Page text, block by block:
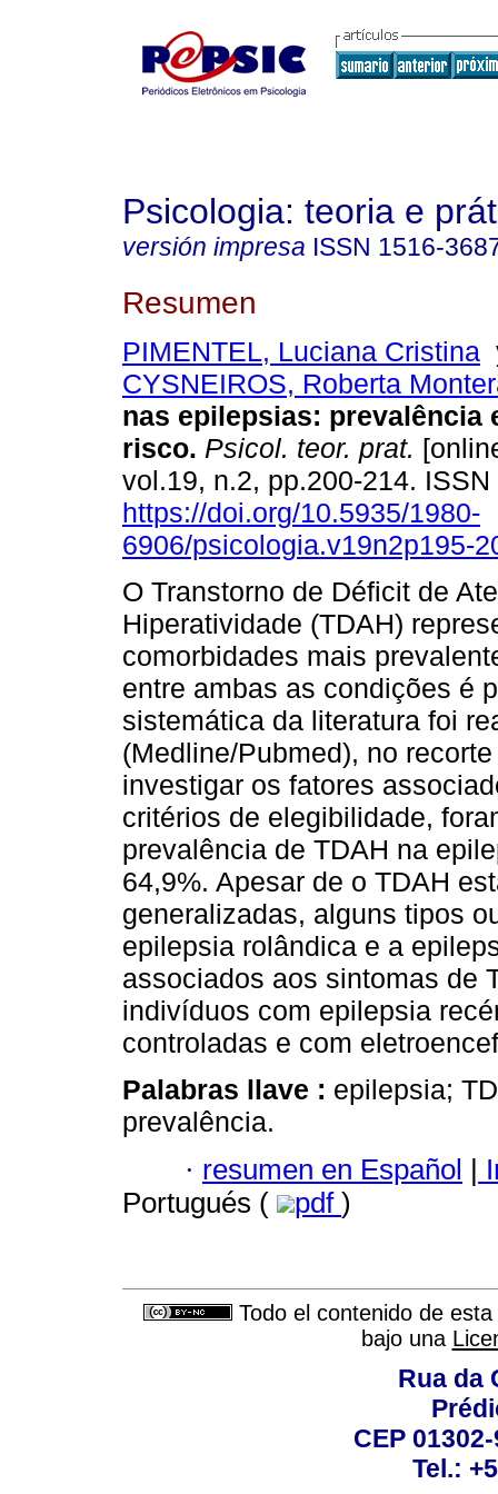
Psicologia: teoria e
versión impresa ISSN 1516-
Resumen
PIMENTEL, Luciana Cristina
CYSNEIROS, Roberta
nas epilepsias: prevalência
risco. Psicol. teor. prat.
vol.19, n.2, pp.200-214.
https://doi.org/10.5935/1980-
6906/psicologia.v19n2p195-
O Transtorno de Déficit de
Hiperatividade (TDAH)
comorbidades mais
entre ambas as condições é
sistemática da literatura foi
(Medline/Pubmed), no
investigar os fatores
critérios de elegibilidade,
prevalência de TDAH na
64,9%. Apesar de o TDAH
generalizadas, alguns tipos
epilepsia rolândica e a
associados aos sintomas de
indivíduos com epilepsia
controladas e com
Palabras llave : epilepsia;
prevalência.
· resumen en Español |
Portugués (
pdf )
Todo el contenido de
bajo una
Rua da
CEP
Tel.: